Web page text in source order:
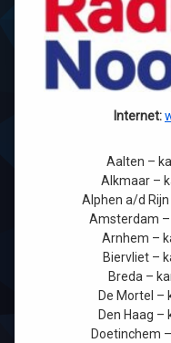
Internet:
Aalten –
Alkmaar –
Alphen a/d
Amsterdam –
Arnhem –
Biervliet –
Breda –
De Mortel –
Den Haag –
Doetinchem